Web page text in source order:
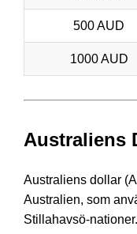
500 AUD
1000 AUD
Australiens
Australiens dollar
Australien, som
Stillahavsö-nationer.